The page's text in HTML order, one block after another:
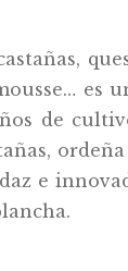
de
e